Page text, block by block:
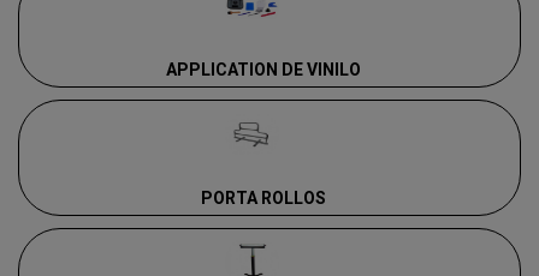
APPLICATION DE VINILO
PORTA ROLLOS